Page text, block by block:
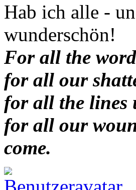
Hab ich alle -
wunderschön!
For all the
for all our
for all the lines
for all our
come.